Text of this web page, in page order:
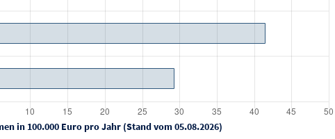
in 100.000 Euro pro Jahr (Stand vom 05.08.2026)